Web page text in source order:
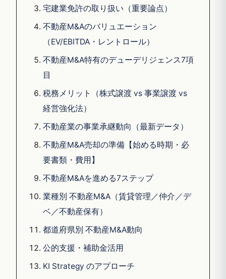
宅建業免許の取り扱い（重要論点）
不動産M&Aのバリュエーション
（EV/EBITDA・レントロール）
不動産M&A特有のデューデリジェンス7項
目
税務メリット（株式譲渡 vs 事業譲渡 vs
経営強化法）
不動産業の事業承継動向（最新データ）
不動産M&A売却の準備【始める時期・必
要書類・費用】
不動産M&Aを進める7ステップ
業種別 不動産M&A（賃貸管理／仲介／デ
ベ／不動産保有）
都道府県別 不動産M&A動向
公的支援・補助金活用
KI Strategy のアプローチ